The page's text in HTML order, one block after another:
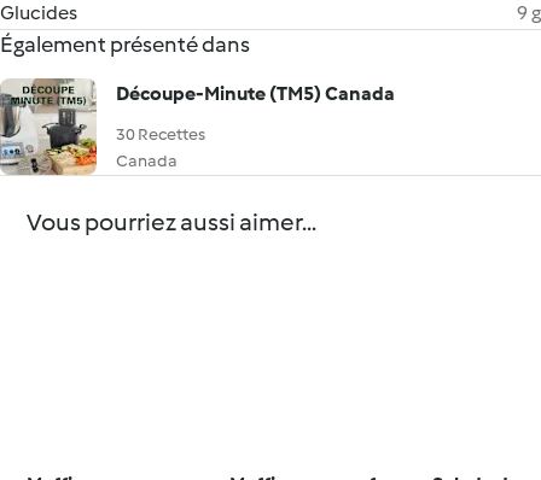
Glucides
9 g
Également présenté dans
Découpe-Minute (TM5) Canada
30 Recettes
Canada
Vous pourriez aussi aimer...